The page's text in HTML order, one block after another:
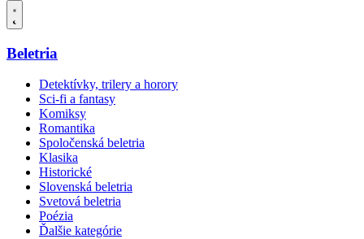
Beletria
Detektívky, trilery a horory
Sci-fi a fantasy
Komiksy
Romantika
Spoločenská beletria
Klasika
Historické
Slovenská beletria
Svetová beletria
Poézia
Ďalšie kategórie